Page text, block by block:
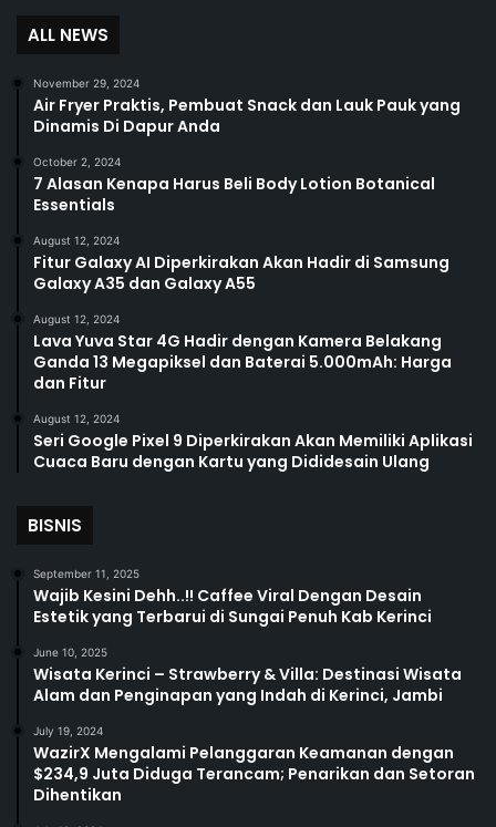
ALL NEWS
November 29, 2024
Air Fryer Praktis, Pembuat Snack dan Lauk Pauk yang
Dinamis Di Dapur Anda
October 2, 2024
7 Alasan Kenapa Harus Beli Body Lotion Botanical
Essentials
August 12, 2024
Fitur Galaxy AI Diperkirakan Akan Hadir di Samsung
Galaxy A35 dan Galaxy A55
August 12, 2024
Lava Yuva Star 4G Hadir dengan Kamera Belakang
Ganda 13 Megapiksel dan Baterai 5.000mAh: Harga
dan Fitur
August 12, 2024
Seri Google Pixel 9 Diperkirakan Akan Memiliki Aplikasi
Cuaca Baru dengan Kartu yang Dididesain Ulang
BISNIS
September 11, 2025
Wajib Kesini Dehh..!! Caffee Viral Dengan Desain
Estetik yang Terbarui di Sungai Penuh Kab Kerinci
June 10, 2025
Wisata Kerinci – Strawberry & Villa: Destinasi Wisata
Alam dan Penginapan yang Indah di Kerinci, Jambi
July 19, 2024
WazirX Mengalami Pelanggaran Keamanan dengan
$234,9 Juta Diduga Terancam; Penarikan dan Setoran
Dihentikan